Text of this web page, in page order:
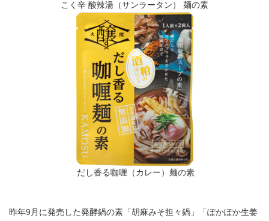
こく辛 酸辣湯（サンラータン） 麺の素
だし香る咖喱（カレー）麺の素
昨年9月に発売した発酵鍋の素「胡麻みそ担々鍋」「ぽかぽか生姜